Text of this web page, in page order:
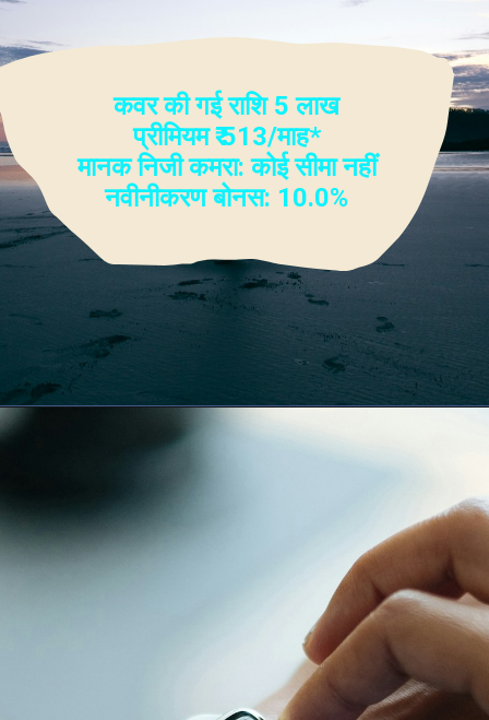
कवर की गई राशि 5 लाख
प्रीमियम₹ 513/माह*
मानक निजी कमरा: कोई सीमा नहीं
नवीनीकरण बोनस: 10.0%